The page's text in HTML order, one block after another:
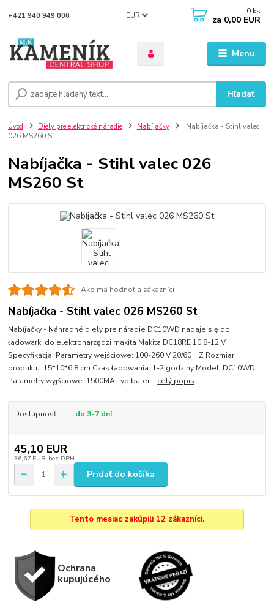
Menu
EUR
Hľadať
+421 940 949 000 0 ks
za 0,00 EUR
Úvod Diely pre elektrické náradie Nabíjačky
Nabíjačka - Stihl valec
026 MS260 St
Nabíjačka - Stihl valec 026
MS260 St
Ako ma hodnotia zákazníci
Nabíjačka - Stihl valec 026 MS260 St
Nabíjačky - Náhradné diely pre náradie DC10WD nadaje się do
ładowarki do elektronarzędzi makita Makita DC18RE 10.8-12 V
Specyfikacja: Parametry wejściowe: 100-260 V 20/60 HZ Rozmiar
produktu: 15*10*6.8 cm Czas ładowania: 1-2 godziny Model: DC10WD
Parametry wyjściowe: 1500MA Typ bater... celý popis
Dostupnosť do 3-7 dní
45,10 EUR
36,67 EUR bez DPH
Pridať do košíka
Tento mesiac zakúpili 12 zákazníci.
Ochrana
kupujúcého